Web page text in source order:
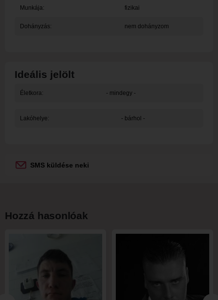
Munkája: fizikai
Dohányzás: nem dohányzom
Ideális jelölt
Életkora: - mindegy -
Lakóhelye: - bárhol -
SMS küldése neki
Hozzá hasonlóak